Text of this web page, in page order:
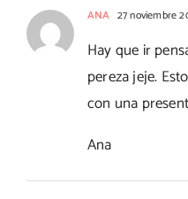
ANA 27 noviembre
Hay que ir
pereza jeje.
con una
Ana